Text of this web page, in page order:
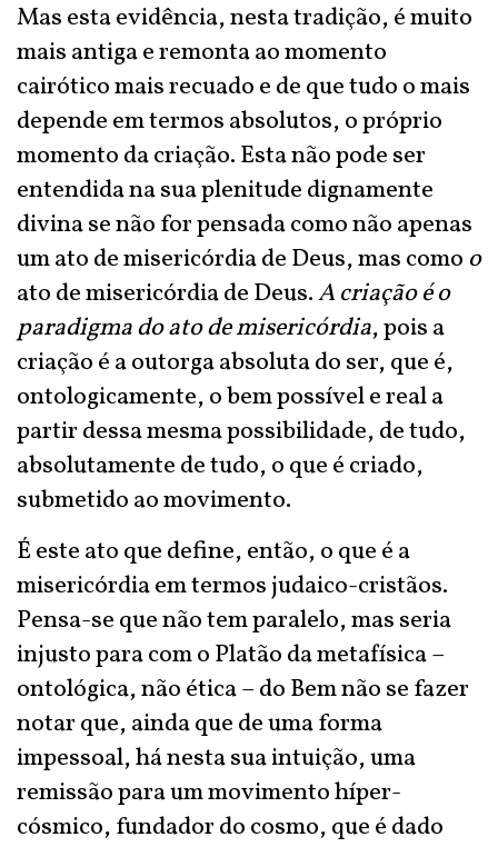
Mas esta evidência, nesta tradição, é muito
mais antiga e remonta ao momento
cairótico mais recuado e de que tudo o mais
depende em termos absolutos, o próprio
momento da criação. Esta não pode ser
entendida na sua plenitude dignamente
divina se não for pensada como não apenas
um ato de misericórdia de Deus, mas como o
ato de misericórdia de Deus.A criação é o
paradigma do ato de misericórdia, pois a
criação é a outorga absoluta do ser, que é,
ontologicamente, o bem possível e real a
partir dessa mesma possibilidade, de tudo,
absolutamente de tudo, o que é criado,
submetido ao movimento.
É este ato que define, então, o que é a
misericórdia em termos judaico-cristãos.
Pensa-se que não tem paralelo, mas seria
injusto para com o Platão da metafísica –
ontológica, não ética – do Bem não se fazer
notar que, ainda que de uma forma
impessoal, há nesta sua intuição, uma
remissão para um movimento híper-
cósmico, fundador do cosmo, que é dado